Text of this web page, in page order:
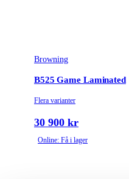
Browning
B525 Game Laminated
Flera varianter
30 900 kr
Online: Få i lager